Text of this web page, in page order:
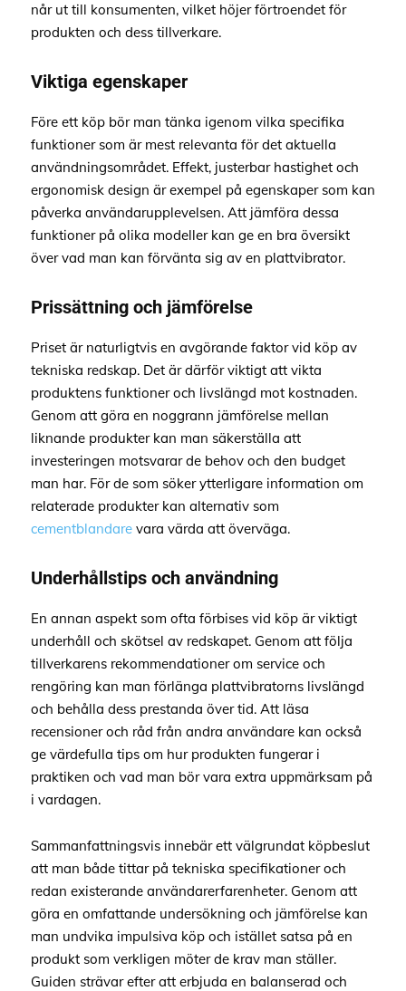
når ut till konsumenten, vilket höjer förtroendet för
produkten och dess tillverkare.
Viktiga egenskaper
Före ett köp bör man tänka igenom vilka specifika
funktioner som är mest relevanta för det aktuella
användningsområdet. Effekt, justerbar hastighet och
ergonomisk design är exempel på egenskaper som kan
påverka användarupplevelsen. Att jämföra dessa
funktioner på olika modeller kan ge en bra översikt
över vad man kan förvänta sig av en plattvibrator.
Prissättning och jämförelse
Priset är naturligtvis en avgörande faktor vid köp av
tekniska redskap. Det är därför viktigt att vikta
produktens funktioner och livslängd mot kostnaden.
Genom att göra en noggrann jämförelse mellan
liknande produkter kan man säkerställa att
investeringen motsvarar de behov och den budget
man har. För de som söker ytterligare information om
relaterade produkter kan alternativ som
cementblandare vara värda att överväga.
Underhållstips och användning
En annan aspekt som ofta förbises vid köp är viktigt
underhåll och skötsel av redskapet. Genom att följa
tillverkarens rekommendationer om service och
rengöring kan man förlänga plattvibratorns livslängd
och behålla dess prestanda över tid. Att läsa
recensioner och råd från andra användare kan också
ge värdefulla tips om hur produkten fungerar i
praktiken och vad man bör vara extra uppmärksam på
i vardagen.
Sammanfattningsvis innebär ett välgrundat köpbeslut
att man både tittar på tekniska specifikationer och
redan existerande användarerfarenheter. Genom att
göra en omfattande undersökning och jämförelse kan
man undvika impulsiva köp och istället satsa på en
produkt som verkligen möter de krav man ställer.
Guiden strävar efter att erbjuda en balanserad och